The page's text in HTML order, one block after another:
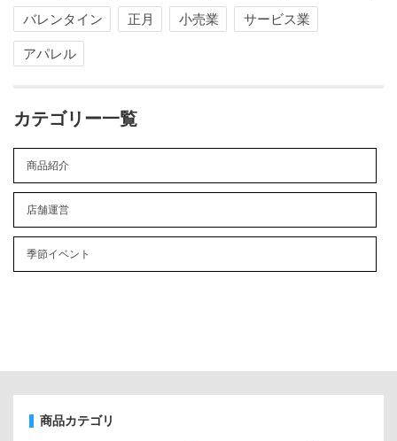
バレンタイン 正月 小売業 サービス業
アパレル
カテゴリー一覧
商品紹介
店舗運営
季節イベント
商品カテゴリ